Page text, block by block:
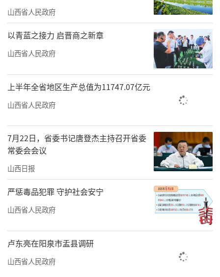
重点工程牵引，有效投资扩大发展空间
冬日的晋北高原寒风凛冽，但采煤沉陷区
新能源基地的建设现场却热火朝天。这片曾经
因资源开采而满目疮痍的土地，如今正焕发新
生。“十四五”以来，像这样的省级重点工程
项目，我省已累计实施超过2000个，完成投资
规模突破万亿元大关。
“我们建立了‘一个项目、一名领导、一
套班子、一抓到底’的工作机制。”省发展改
革委副主任、新闻发言人杨韶欣介绍道，“通
过统筹协调，确保项目从谋划到落地全程畅
通。”
资金保障是项目推进的关键。我省创新投
融资机制，争取到中央预算内投资514亿元、超
长期特别国债207亿元，安排地方政府专项债券
2626亿元，为重大项目注入金融活水。
山西省人民政府
以青蓝之接力 启晋商之新章
山西省人民政府
上半年全省地区生产总值为11747.07亿元
山西省人民政府
7月22日，省委书记唐登杰主持召开省委
常委会会议
山西日报
严惩毒品犯罪 守护社会安宁
山西省人民政府
卢东亮在阳泉市盂县调研
山西省人民政府